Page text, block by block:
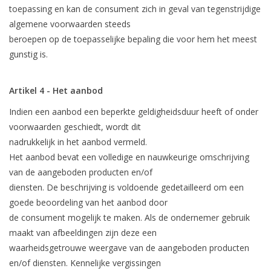
toepassing en kan de consument zich in geval van tegenstrijdige
algemene voorwaarden steeds
beroepen op de toepasselijke bepaling die voor hem het meest
gunstig is.
Artikel 4 - Het aanbod
Indien een aanbod een beperkte geldigheidsduur heeft of onder
voorwaarden geschiedt, wordt dit
nadrukkelijk in het aanbod vermeld.
Het aanbod bevat een volledige en nauwkeurige omschrijving
van de aangeboden producten en/of
diensten. De beschrijving is voldoende gedetailleerd om een
goede beoordeling van het aanbod door
de consument mogelijk te maken. Als de ondernemer gebruik
maakt van afbeeldingen zijn deze een
waarheidsgetrouwe weergave van de aangeboden producten
en/of diensten. Kennelijke vergissingen